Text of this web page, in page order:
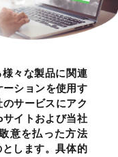
々な製品に関連
ションを使用す
サービスにアク
イトおよび当社
意を払った方法
します。具体的